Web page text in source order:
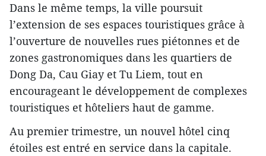
Dans le même temps, la ville poursuit
l’extension de ses espaces touristiques grâce à
l’ouverture de nouvelles rues piétonnes et de
zones gastronomiques dans les quartiers de
Dong Da, Cau Giay et Tu Liem, tout en
encourageant le développement de complexes
touristiques et hôteliers haut de gamme.
Au premier trimestre, un nouvel hôtel cinq
étoiles est entré en service dans la capitale.